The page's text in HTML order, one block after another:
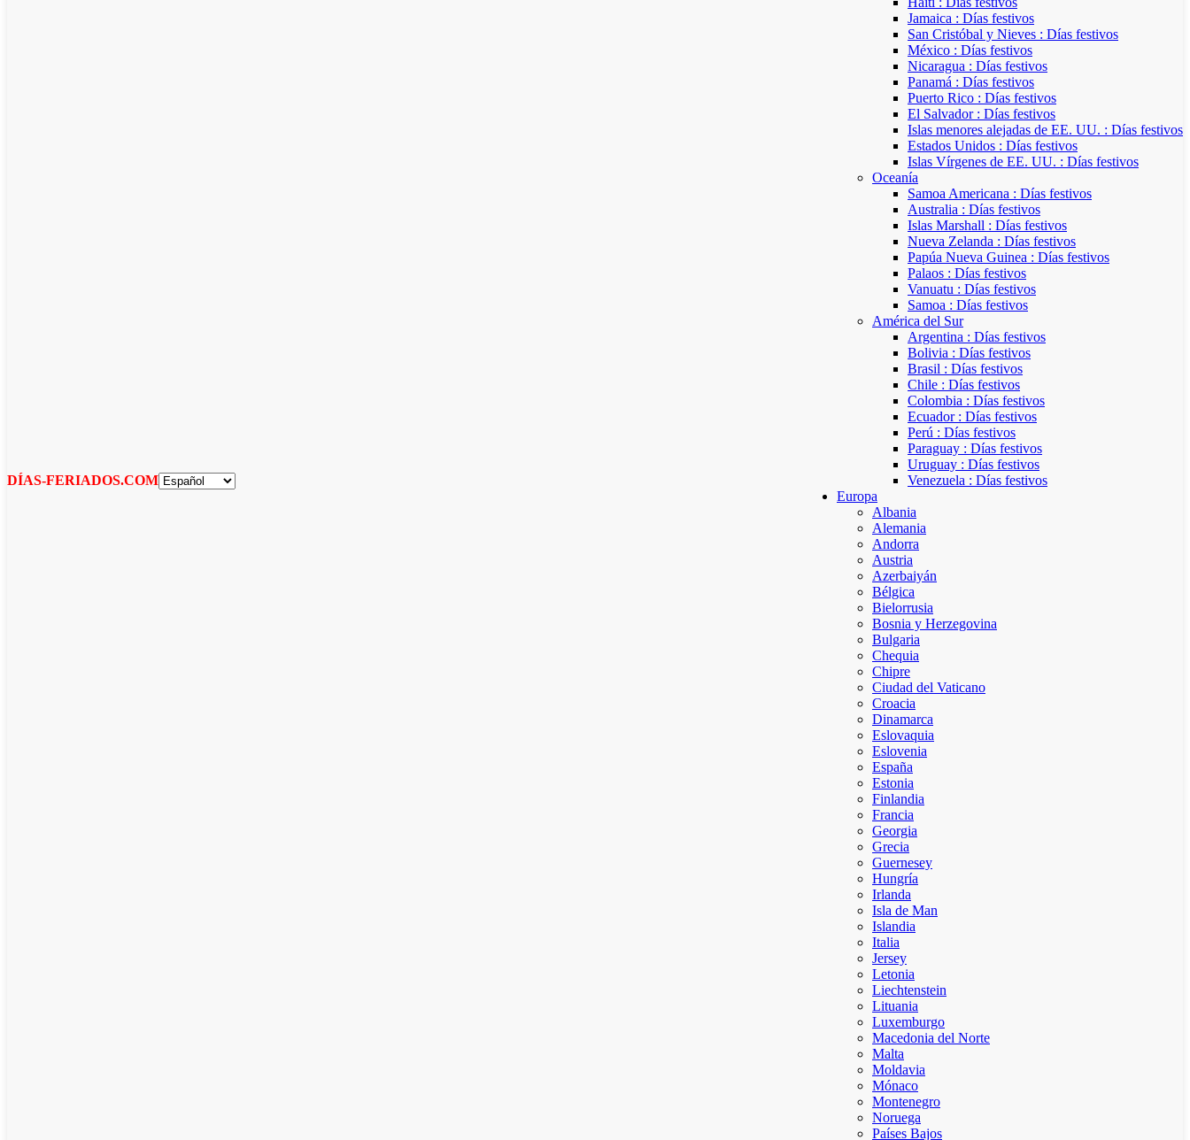
DÍAS-FERIADOS.COM
Jamaica : Días festivos
San Cristóbal y Nieves : Días festivos
México : Días festivos
Nicaragua : Días festivos
Panamá : Días festivos
Puerto Rico : Días festivos
El Salvador : Días festivos
Islas menores alejadas de EE. UU. : Días festivos
Estados Unidos : Días festivos
Islas Vírgenes de EE. UU. : Días festivos
Oceanía
Samoa Americana : Días festivos
Australia : Días festivos
Islas Marshall : Días festivos
Nueva Zelanda : Días festivos
Papúa Nueva Guinea : Días festivos
Palaos : Días festivos
Vanuatu : Días festivos
Samoa : Días festivos
América del Sur
Argentina : Días festivos
Bolivia : Días festivos
Brasil : Días festivos
Chile : Días festivos
Colombia : Días festivos
Ecuador : Días festivos
Perú : Días festivos
Paraguay : Días festivos
Uruguay : Días festivos
Venezuela : Días festivos
Europa
Albania
Alemania
Andorra
Austria
Azerbaiyán
Bélgica
Bielorrusia
Bosnia y Herzegovina
Bulgaria
Chequia
Chipre
Ciudad del Vaticano
Croacia
Dinamarca
Eslovaquia
Eslovenia
España
Estonia
Finlandia
Francia
Georgia
Grecia
Guernesey
Hungría
Irlanda
Isla de Man
Islandia
Italia
Jersey
Letonia
Liechtenstein
Lituania
Luxemburgo
Macedonia del Norte
Malta
Moldavia
Mónaco
Montenegro
Noruega
Países Bajos